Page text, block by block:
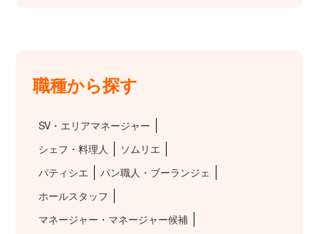
職種から探す
SV・エリアマネージャー
シェフ・料理人
ソムリエ
パティシエ
パン職人・ブーランジェ
ホールスタッフ
マネージャー・マネージャー候補